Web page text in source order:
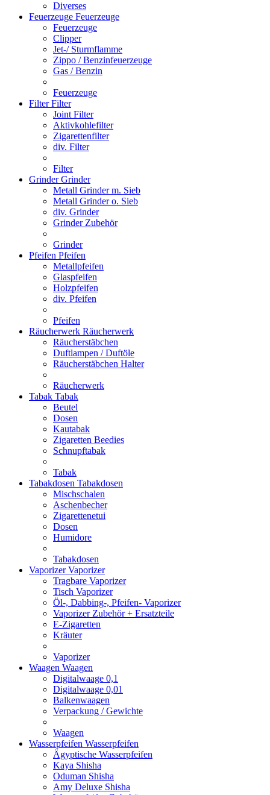
Diverses
Feuerzeuge Feuerzeuge
Feuerzeuge
Clipper
Jet-/ Sturmflamme
Zippo / Benzinfeuerzeuge
Gas / Benzin
Feuerzeuge
FilterFilter
Joint Filter
Aktivkohlefilter
Zigarettenfilter
div. Filter
Filter
GrinderGrinder
Metall Grinder m. Sieb
Metall Grinder o. Sieb
div. Grinder
Grinder Zubehör
Grinder
Pfeifen Pfeifen
Metallpfeifen
Glaspfeifen
Holzpfeifen
div. Pfeifen
Pfeifen
Räucherwerk Räucherwerk
Räucherstäbchen
Duftlampen / Duftöle
Räucherstäbchen Halter
Räucherwerk
Tabak Tabak
Beutel
Dosen
Kautabak
Zigaretten Beedies
Schnupftabak
Tabak
Tabakdosen Tabakdosen
Mischschalen
Aschenbecher
Zigarettenetui
Dosen
Humidore
Tabakdosen
VaporizerVaporizer
Tragbare Vaporizer
Tisch Vaporizer
Öl-, Dabbing-, Pfeifen- Vaporizer
Vaporizer Zubehör + Ersatzteile
E-Zigaretten
Kräuter
Vaporizer
Waagen Waagen
Digitalwaage 0,1
Digitalwaage 0,01
Balkenwaagen
Verpackung / Gewichte
Waagen
Wasserpfeifen Wasserpfeifen
Ägyptische Wasserpfeifen
Kaya Shisha
Oduman Shisha
Amy Deluxe Shisha